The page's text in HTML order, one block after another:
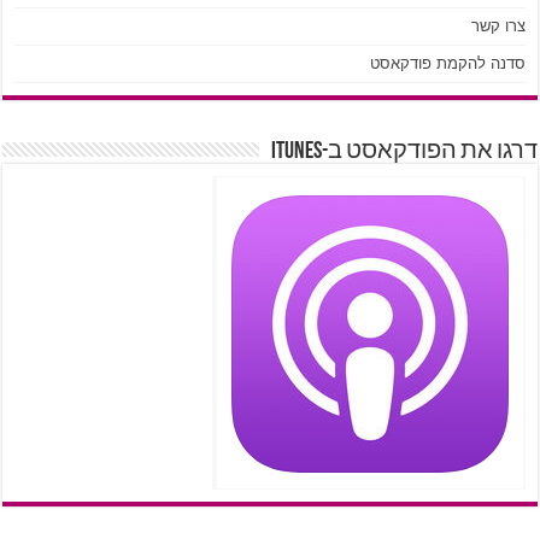
צרו קשר
סדנה להקמת פודקאסט
דרגו את הפודקאסט ב-iTunes